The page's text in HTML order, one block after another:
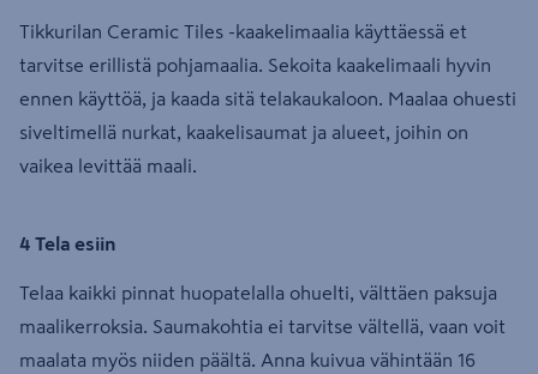
Tikkurilan Ceramic Tiles -kaakelimaalia käyttäessä et
tarvitse erillistä pohjamaalia. Sekoita kaakelimaali hyvin
ennen käyttöä, ja kaada sitä telakaukaloon. Maalaa ohuesti
siveltimellä nurkat, kaakelisaumat ja alueet, joihin on
vaikea levittää maali.
4 Tela esiin
Telaa kaikki pinnat huopatelalla ohuelti, välttäen paksuja
maalikerroksia. Saumakohtia ei tarvitse vältellä, vaan voit
maalata myös niiden päältä. Anna kuivua vähintään 16